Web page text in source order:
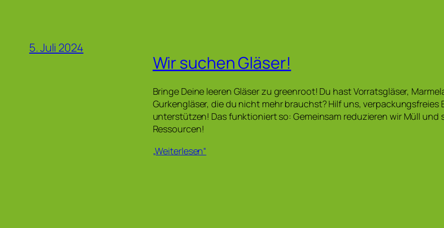
5. Juli 2024
Wir suchen Gläser!
Bringe Deine leeren Gläser zu greenroot! Du hast Vorratsgläser,
Gurkengläser, die du nicht mehr brauchst? Hilf uns, verpackungsfreies
unterstützen! Das funktioniert so: Gemeinsam reduzieren wir Müll und
Ressourcen!
„Weiterlesen“